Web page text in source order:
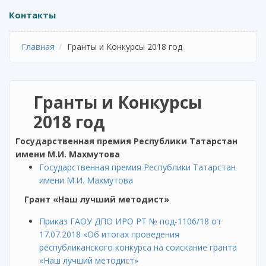
Контакты
Главная Гранты и Конкурсы 2018 год
Гранты и Конкурсы
2018 год
Государственная премия Республики Татарстан
имени М.И. Махмутова
Государственная премия Республики Татарстан
имени М.И. Махмутова
Грант «Наш лучший методист»
Приказ ГАОУ ДПО ИРО РТ № под-1106/18 от
17.07.2018 «Об итогах проведения
республиканского конкурса на соискание гранта
«Наш лучший методист»